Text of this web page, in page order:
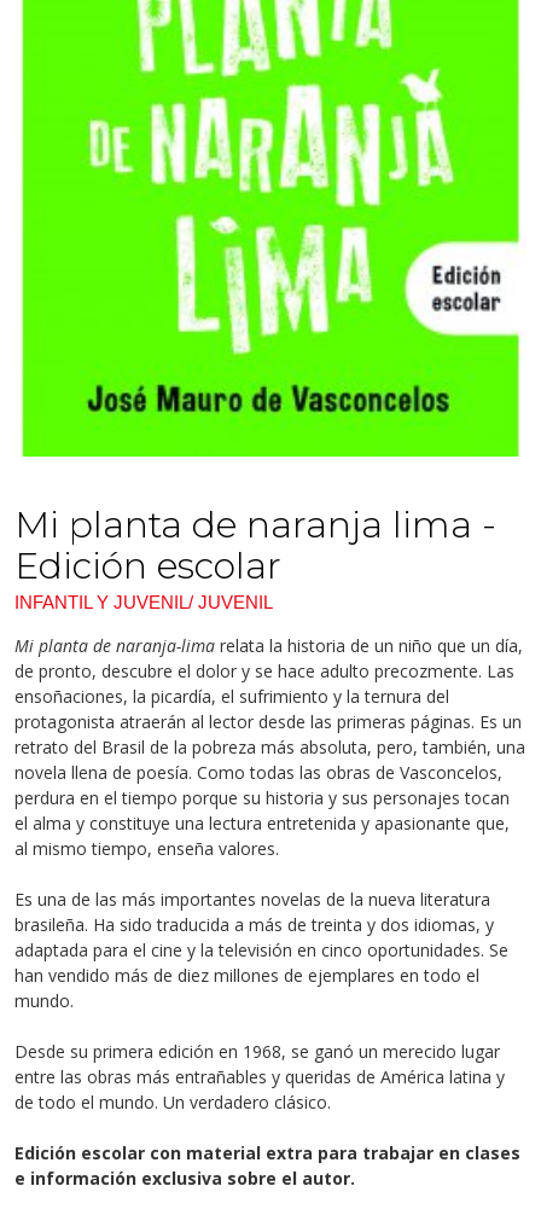
Mi planta de naranja lima -
Edición escolar
INFANTIL Y JUVENIL/ JUVENIL
Mi planta de naranja-lima relata la historia de un niño que un día,
de pronto, descubre el dolor y se hace adulto precozmente. Las
ensoñaciones, la picardía, el sufrimiento y la ternura del
protagonista atraerán al lector desde las primeras páginas. Es un
retrato del Brasil de la pobreza más absoluta, pero, también, una
novela llena de poesía. Como todas las obras de Vasconcelos,
perdura en el tiempo porque su historia y sus personajes tocan
el alma y constituye una lectura entretenida y apasionante que,
al mismo tiempo, enseña valores.
Es una de las más importantes novelas de la nueva literatura
brasileña. Ha sido traducida a más de treinta y dos idiomas, y
adaptada para el cine y la televisión en cinco oportunidades. Se
han vendido más de diez millones de ejemplares en todo el
mundo.
Desde su primera edición en 1968, se ganó un merecido lugar
entre las obras más entrañables y queridas de América latina y
de todo el mundo. Un verdadero clásico.
Edición escolar con material extra para trabajar en clases
e información exclusiva sobre el autor.